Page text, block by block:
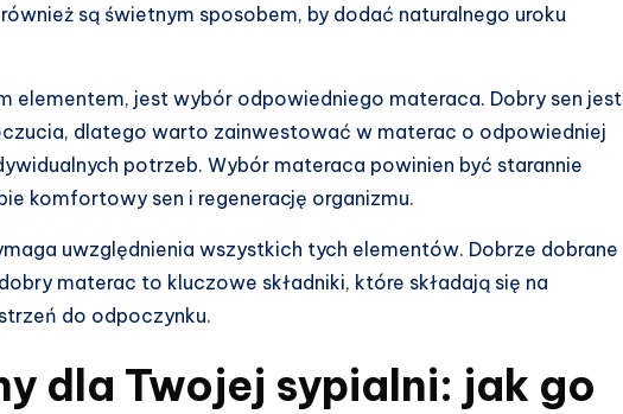
są świetnym sposobem, by dodać naturalnego uroku
elementem, jest wybór odpowiedniego materaca. Dobry sen jest
dlatego warto zainwestować w materac o odpowiedniej
potrzeb. Wybór materaca powinien być starannie
komfortowy sen i regenerację organizmu.
uwzględnienia wszystkich tych elementów. Dobrze dobrane
materac to kluczowe składniki, które składają się na
do odpoczynku.
dla Twojej sypialni: jak go